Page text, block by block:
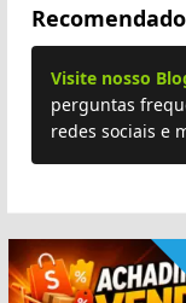
Visite nosso
perguntas
redes sociais e